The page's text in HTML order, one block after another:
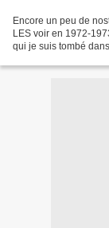
Encore un peu de
LES voir en 1972-
qui je suis tombé